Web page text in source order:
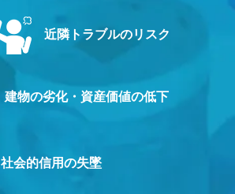
近隣トラブルのリスク
建物の劣化・資産価値の低下
社会的信用の失墜